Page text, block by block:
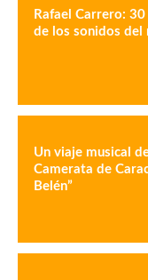
Rafael Carrero:
de los sonidos del
Un viaje musical
Camerata de
Belén”